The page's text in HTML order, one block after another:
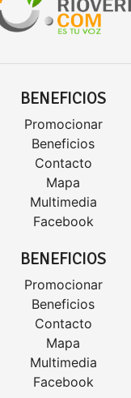
BENEFICIOS
Promocionar
Beneficios
Contacto
Mapa
Multimedia
Facebook
BENEFICIOS
Promocionar
Beneficios
Contacto
Mapa
Multimedia
Facebook